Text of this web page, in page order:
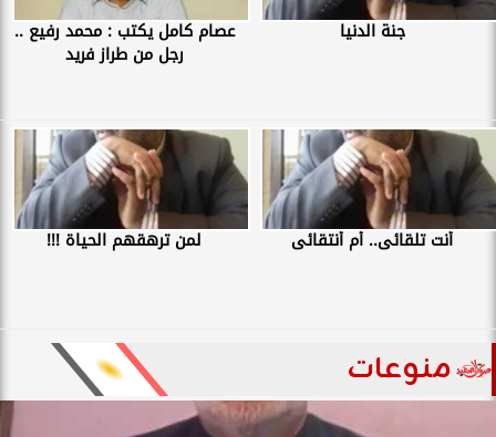
عصام كامل يكتب : محمد رفيع ..
رجل من طراز فريد
جنة الدنيا
لمن ترهقهم الحياة !!! أنت تلقائى.. أم أنتقائى
منوعات